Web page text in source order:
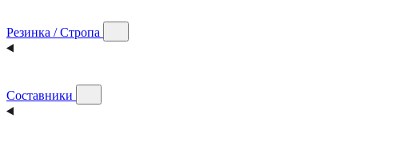
Резинка / Стропа
Составники